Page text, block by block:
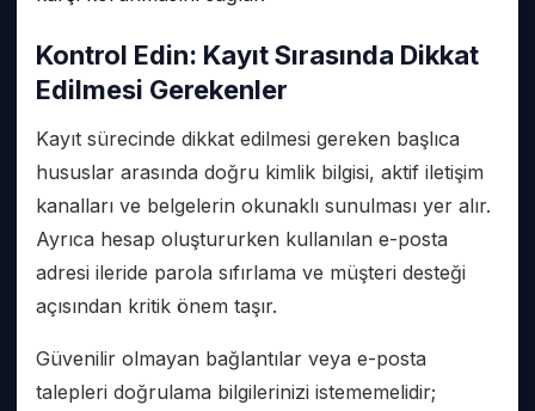
Kontrol Edin: Kayıt Sırasında Dikkat
Edilmesi Gerekenler
Kayıt sürecinde dikkat edilmesi gereken başlıca
hususlar arasında doğru kimlik bilgisi, aktif iletişim
kanalları ve belgelerin okunaklı sunulması yer alır.
Ayrıca hesap oluştururken kullanılan e-posta
adresi ileride parola sıfırlama ve müşteri desteği
açısından kritik önem taşır.
Güvenilir olmayan bağlantılar veya e-posta
talepleri doğrulama bilgilerinizi istememelidir;